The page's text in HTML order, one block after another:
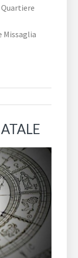
Missaglia